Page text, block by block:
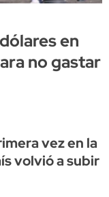
en
no gastar
vez en la
volvió a subir